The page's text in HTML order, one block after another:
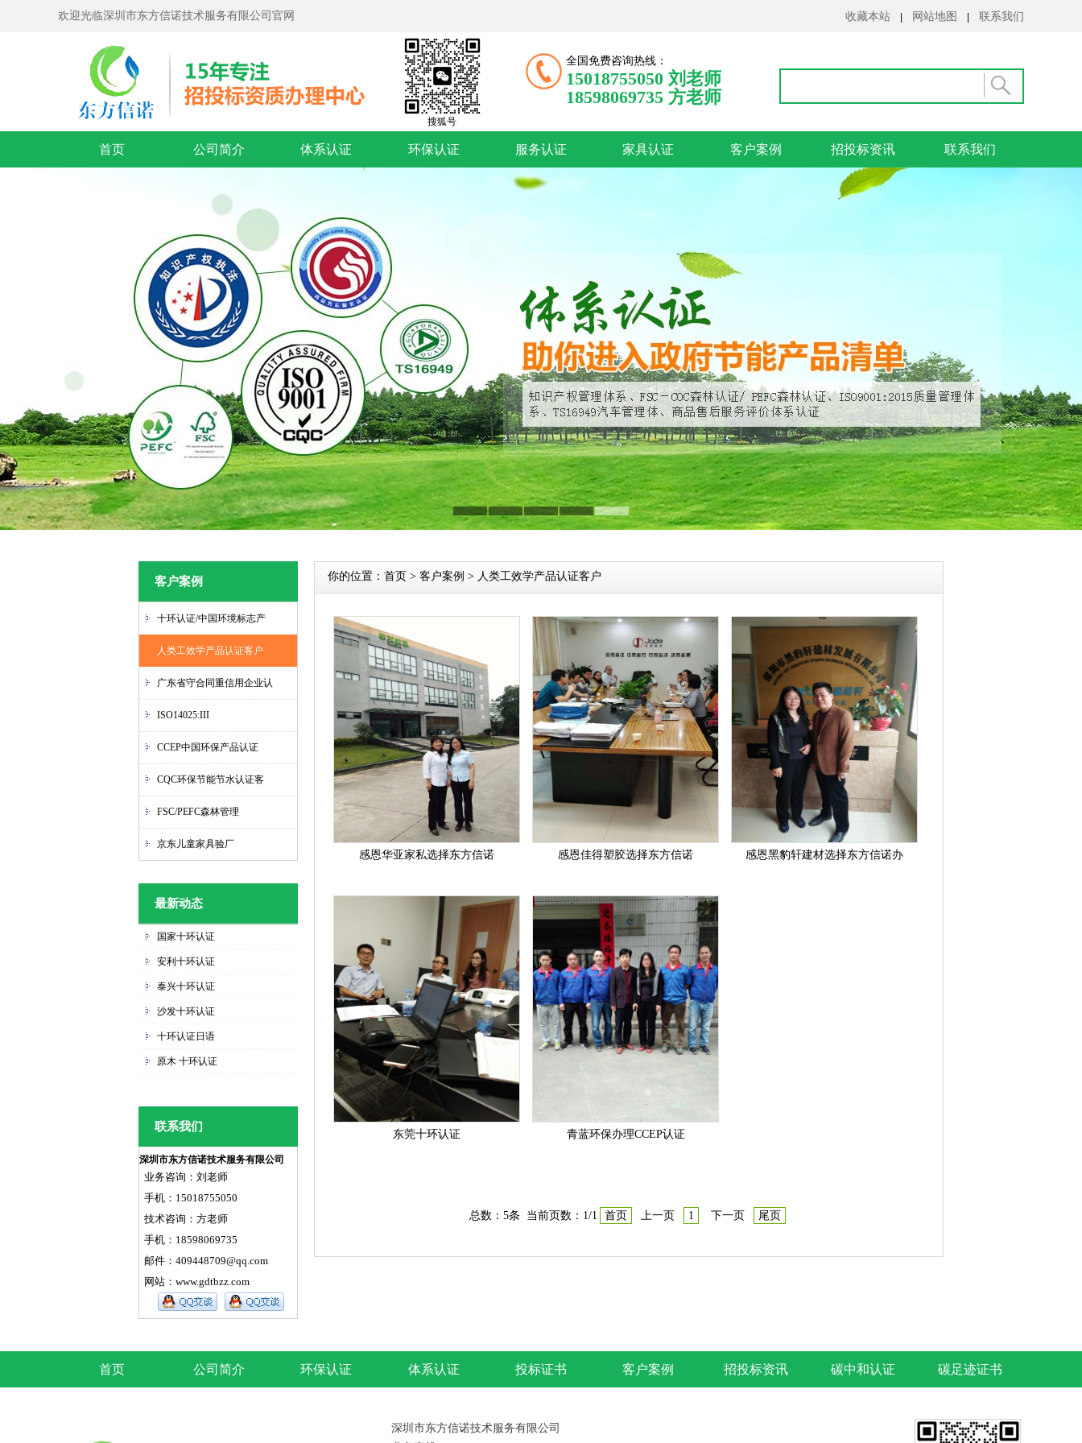
欢迎光临深圳市东方信诺技术服务有限公司官网 联系我们
网站地图
收藏本站
搜狐号
全国免费咨询热线：
15018755050 刘老师
18598069735 方老师
首页 公司简介 体系认证 环保认证 服务认证 家具认证 客户案例 招投标资讯 联系我们
1 3 4 5
客户案例
十环认证/中国环境标志产
人类工效学产品认证客户
广东省守合同重信用企业认
ISO14025:III
CCEP中国环保产品认证
CQC环保节能节水认证客
FSC/PEFC森林管理
京东儿童家具验厂
最新动态
国家十环认证
安利十环认证
泰兴十环认证
沙发十环认证
十环认证日语
原木 十环认证
联系我们
深圳市东方信诺技术服务有限公司
业务咨询：刘老师
手机：15018755050
技术咨询：方老师
手机：18598069735
邮件：409448709@qq.com
网站： www.gdtbzz.com
你的位置： 首页 > 客户案例 > 人类工效学产品认证客户
感恩华亚家私选择东方信诺 感恩佳得塑胶选择东方信诺 感恩黑豹轩建材选择东方信诺办
东莞十环认证 青蓝环保办理CCEP认证
总数：5条 当前页数： 1/1 首页 上一页 1 下一页 尾页
首页 公司简介 环保认证 体系认证 投标证书 客户案例 招投标资讯 碳中和认证 碳足迹证书
深圳市东方信诺技术服务有限公司